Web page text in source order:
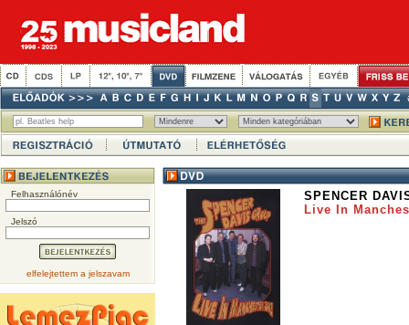
Felhasználónév
Jelszó
elfelejtettem a jelszavam
SPENCER
Live In